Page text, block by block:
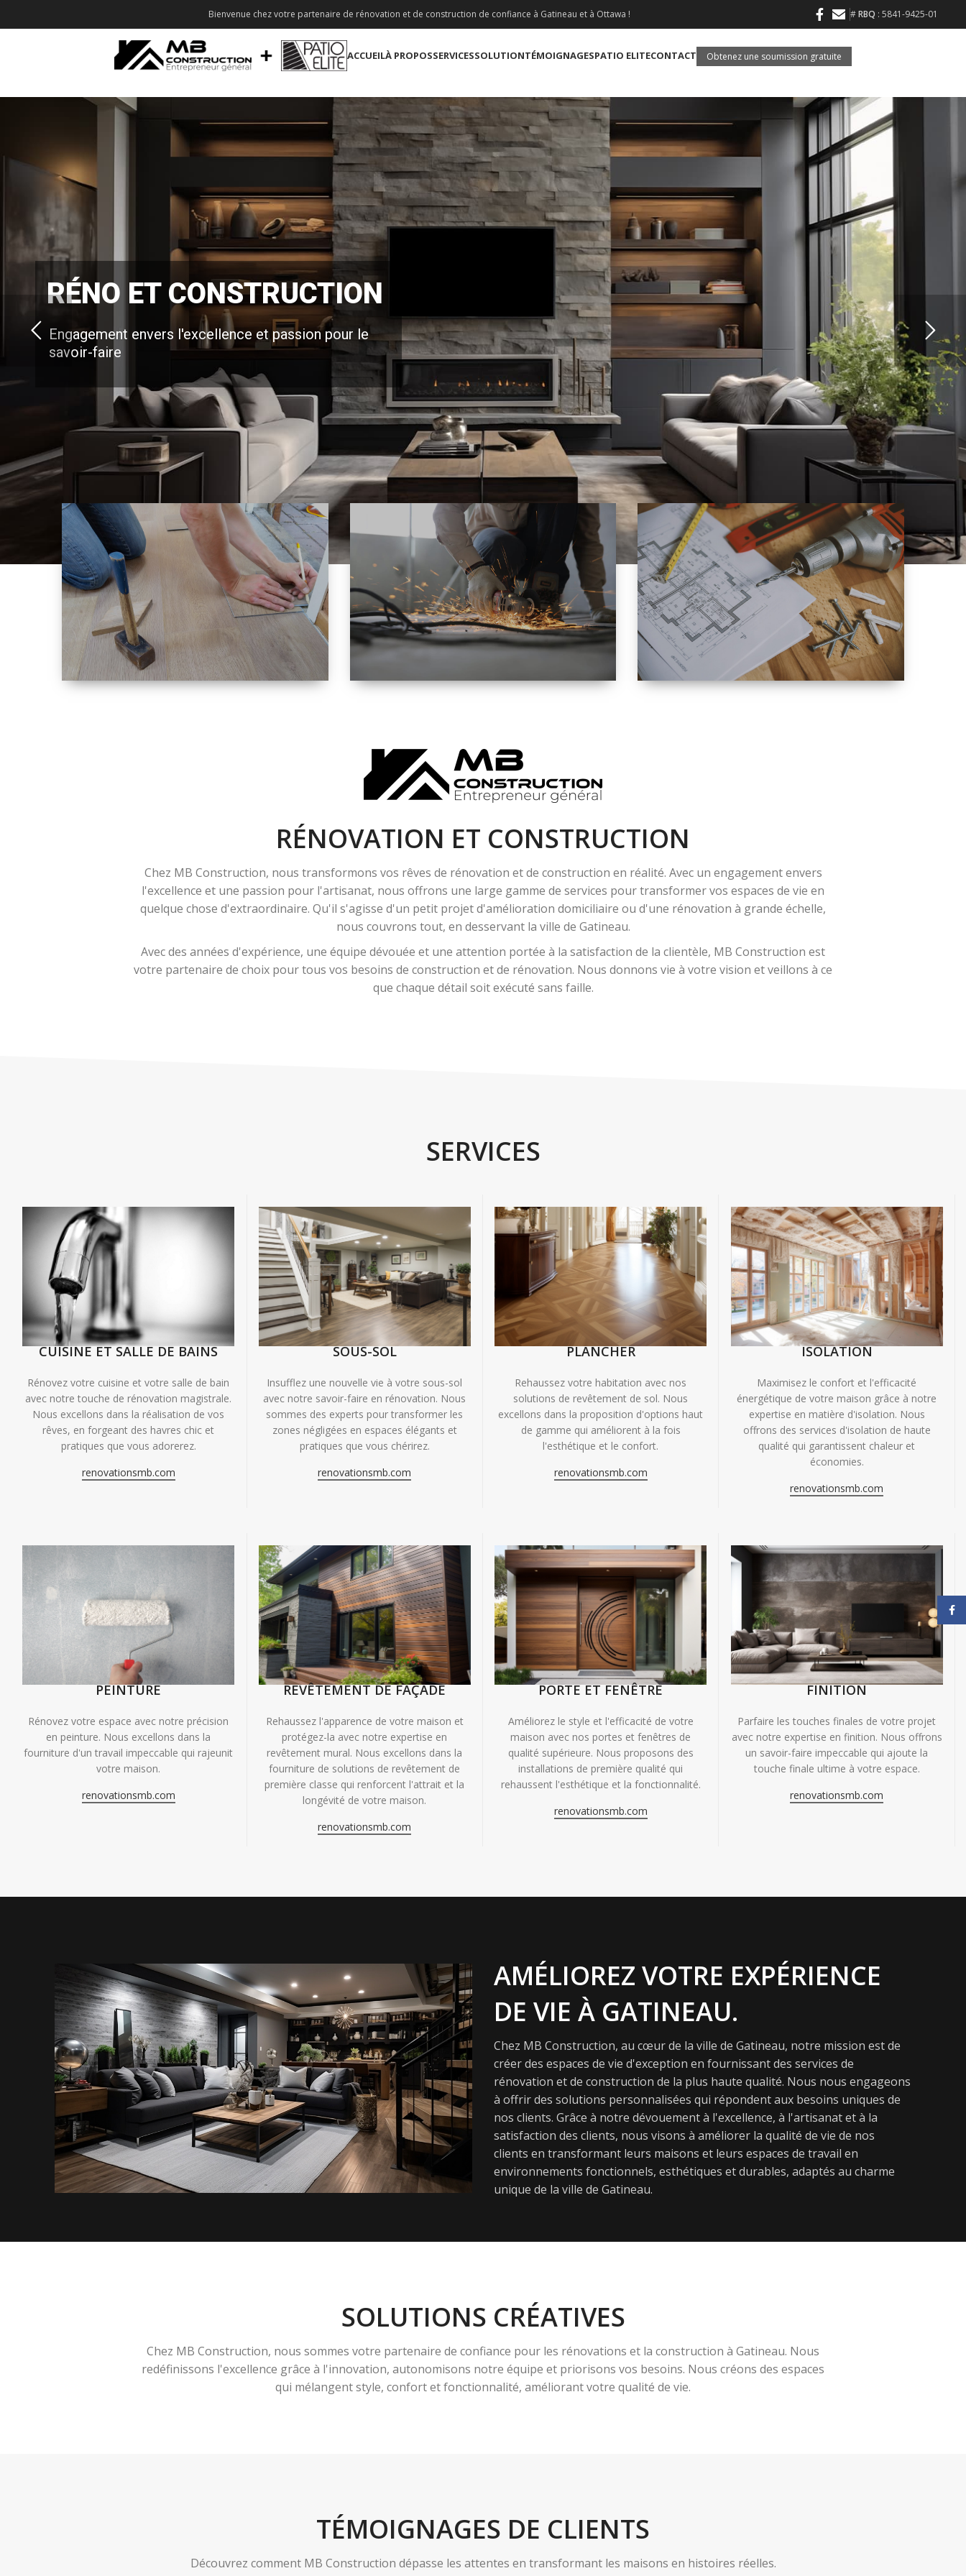
Bienvenue chez votre partenaire de rénovation et de construction de confiance à Gatineau et à Ottawa ! #RBQ : 5841-9425-01
ACCUEILÀ PROPOSSERVICESSOLUTIONTÉMOIGNAGESPATIO ELITECONTACT Obtenez une soumission gratuite
Engagement envers l'excellence et passion pour le
savoir-faire
RÉNO ET CONSTRUCTION
INTÉRIEURE ET
EXTÉRIEURE
RÉNOVATION ET CONSTRUCTION
Chez MB Construction, nous transformons vos rêves de rénovation et de construction en réalité. Avec un engagement envers
l'excellence et une passion pour l'artisanat, nous offrons une large gamme de services pour transformer vos espaces de vie en
quelque chose d'extraordinaire. Qu'il s'agisse d'un petit projet d'amélioration domiciliaire ou d'une rénovation à grande échelle,
nous couvrons tout, en desservant la ville de Gatineau.
Avec des années d'expérience, une équipe dévouée et une attention portée à la satisfaction de la clientèle, MB Construction est
votre partenaire de choix pour tous vos besoins de construction et de rénovation. Nous donnons vie à votre vision et veillons à ce
que chaque détail soit exécuté sans faille.
SERVICES
CUISINE ET SALLE DE BAINS
Rénovez votre cuisine et votre salle de bain
avec notre touche de rénovation magistrale.
Nous excellons dans la réalisation de vos
rêves, en forgeant des havres chic et
pratiques que vous adorerez.
renovationsmb.com
SOUS-SOL
Insufflez une nouvelle vie à votre sous-sol
avec notre savoir-faire en rénovation. Nous
sommes des experts pour transformer les
zones négligées en espaces élégants et
pratiques que vous chérirez.
renovationsmb.com
PLANCHER
Rehaussez votre habitation avec nos
solutions de revêtement de sol. Nous
excellons dans la proposition d'options haut
de gamme qui améliorent à la fois
l'esthétique et le confort.
renovationsmb.com
ISOLATION
Maximisez le confort et l'efficacité
énergétique de votre maison grâce à notre
expertise en matière d'isolation. Nous
offrons des services d'isolation de haute
qualité qui garantissent chaleur et
économies.
renovationsmb.com
PEINTURE
Rénovez votre espace avec notre précision
en peinture. Nous excellons dans la
fourniture d'un travail impeccable qui rajeunit
votre maison.
renovationsmb.com
REVÊTEMENT DE FAÇADE
Rehaussez l'apparence de votre maison et
protégez-la avec notre expertise en
revêtement mural. Nous excellons dans la
fourniture de solutions de revêtement de
première classe qui renforcent l'attrait et la
longévité de votre maison.
renovationsmb.com
PORTE ET FENÊTRE
Améliorez le style et l'efficacité de votre
maison avec nos portes et fenêtres de
qualité supérieure. Nous proposons des
installations de première qualité qui
rehaussent l'esthétique et la fonctionnalité.
renovationsmb.com
FINITION
Parfaire les touches finales de votre projet
avec notre expertise en finition. Nous offrons
un savoir-faire impeccable qui ajoute la
touche finale ultime à votre espace.
renovationsmb.com
AMÉLIOREZ VOTRE EXPÉRIENCE
DE VIE À GATINEAU.
Chez MB Construction, au cœur de la ville de Gatineau, notre mission est de
créer des espaces de vie d'exception en fournissant des services de
rénovation et de construction de la plus haute qualité. Nous nous engageons
à offrir des solutions personnalisées qui répondent aux besoins uniques de
nos clients. Grâce à notre dévouement à l'excellence, à l'artisanat et à la
satisfaction des clients, nous visons à améliorer la qualité de vie de nos
clients en transformant leurs maisons et leurs espaces de travail en
environnements fonctionnels, esthétiques et durables, adaptés au charme
unique de la ville de Gatineau.
SOLUTIONS CRÉATIVES
Chez MB Construction, nous sommes votre partenaire de confiance pour les rénovations et la construction à Gatineau. Nous
redéfinissons l'excellence grâce à l'innovation, autonomisons notre équipe et priorisons vos besoins. Nous créons des espaces
qui mélangent style, confort et fonctionnalité, améliorant votre qualité de vie.
TÉMOIGNAGES DE CLIENTS
Découvrez comment MB Construction dépasse les attentes en transformant les maisons en histoires réelles.